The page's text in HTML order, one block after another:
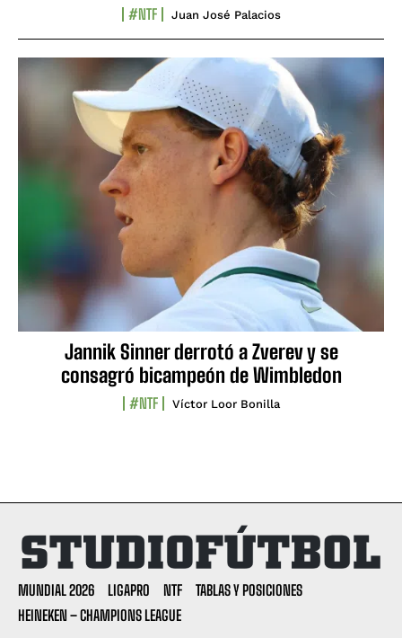
#NTF Juan José Palacios
Jannik Sinner derrotó a Zverev y se
consagró bicampeón de Wimbledon
#NTF Víctor Loor Bonilla
MUNDIAL 2026 LIGAPRO NTF
TABLAS Y POSICIONES
HEINEKEN – CHAMPIONS LEAGUE